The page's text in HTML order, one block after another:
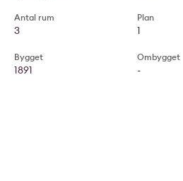
Antal rum
3
Bygget
1891
Plan
1
Ombygget
-